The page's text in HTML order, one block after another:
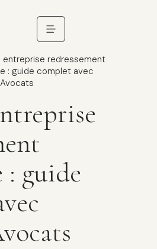
entreprise redressement
: guide complet avec
guide